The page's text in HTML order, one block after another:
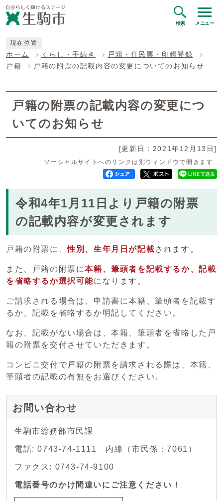
検索 メニュー
現在位置
ホーム くらし・手続き
戸籍・住民票・印鑑登録
戸籍
戸籍の附票の記載内容の変更についてのお知らせ
戸籍の附票の記載内容の変更につ
いてのお知らせ
[更新日：2021年12月13日]
ソーシャルサイトへのリンクは別ウィンドウで開きます
令和4年1月11日より戸籍の附票
の記載内容が変更されます
戸籍の附票に、性別、生年月日が記載されます。
また、戸籍の附票に本籍、筆頭者を記載するか、記載
を省略するか選択可能になります。
ご請求される場合は、申請書に本籍、筆頭者を記載す
るか、記載を省略するか明記してください。
なお、記載がない場合は、本籍、筆頭者を省略した戸
籍の附票を交付させていただきます。
コンビニ交付で戸籍の附票を請求される際は、本籍、
筆頭者の記載の有無をお選びください。
お問い合わせ
生駒市総務部市民課
電話: 0743-74-1111 内線（市民係：7061）
ファクス: 0743-74-9100
電話番号のかけ間違いにご注意ください！